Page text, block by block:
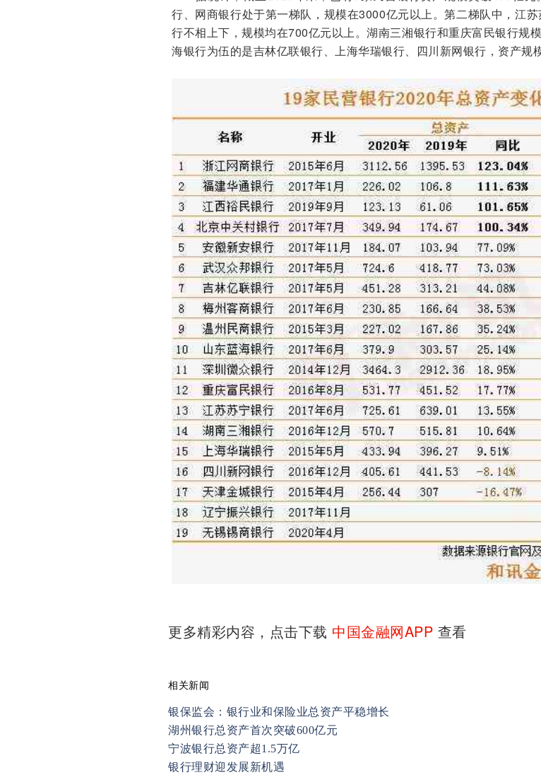
行、网商银行处于第一梯队，规模在3000亿元以上。第二梯队中，江
行不相上下，规模均在700亿元以上。湖南三湘银行和重庆富民银行规
海银行为伍的是吉林亿联银行、上海华瑞银行、四川新网银行，资产规
更多精彩内容，点击下载 中国金融网APP 查看
相关新闻
银保监会：银行业和保险业总资产平稳增长
湖州银行总资产首次突破600亿元
宁波银行总资产超1.5万亿
银行理财迎发展新机遇